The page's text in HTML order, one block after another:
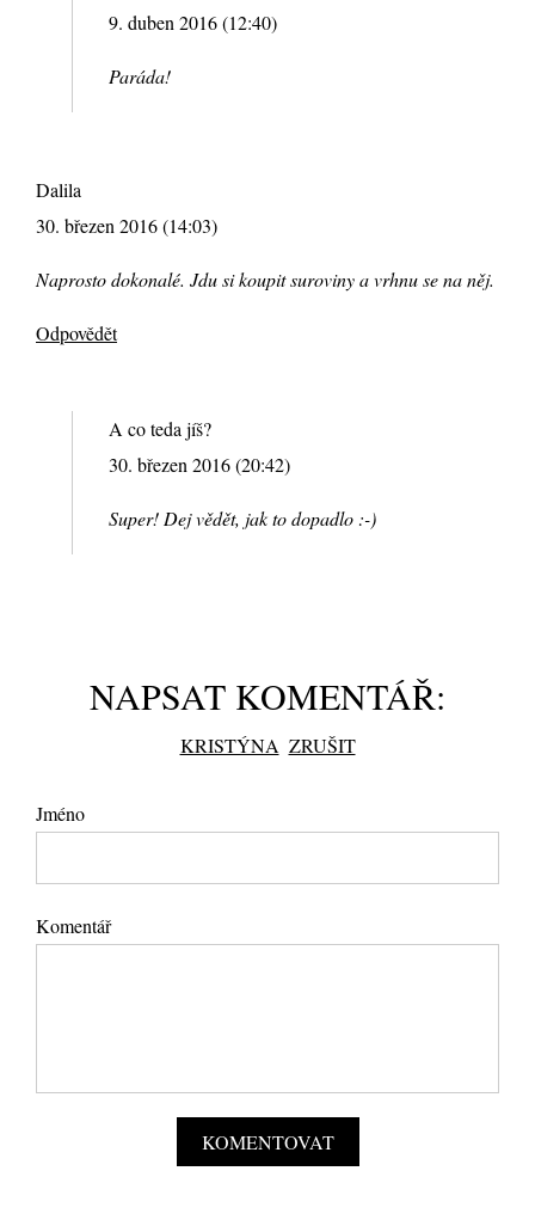
9. duben 2016 (12:40)
Paráda!
Dalila
30. březen 2016 (14:03)
Naprosto dokonalé. Jdu si koupit suroviny a vrhnu se na něj.
Odpovědět
A co teda jíš?
30. březen 2016 (20:42)
Super! Dej vědět, jak to dopadlo :-)
NAPSAT KOMENTÁŘ:
KRISTÝNA ZRUŠIT
Jméno
Komentář